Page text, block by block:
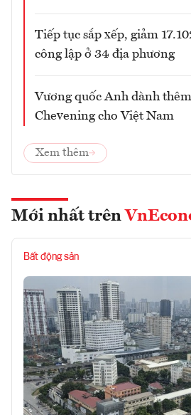
Tiếp tục sắp xếp, giảm
công lập ở 34 địa phương
Vương quốc Anh dành
Chevening cho Việt Nam
Xem thêm
Mới nhất trên
Bất động sản